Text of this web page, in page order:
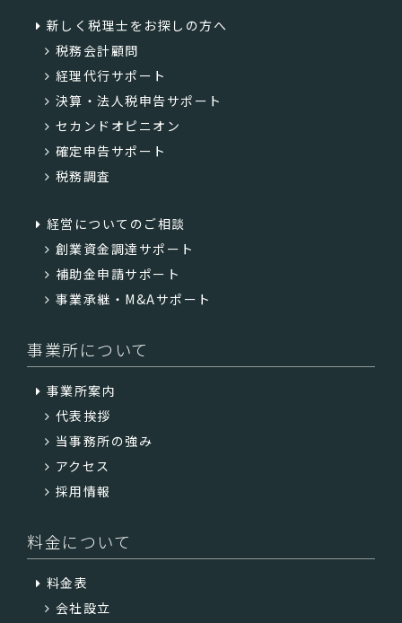
新しく税理士をお探しの方へ
税務会計顧問
経理代行サポート
決算・法人税申告サポート
セカンドオピニオン
確定申告サポート
税務調査
経営についてのご相談
創業資金調達サポート
補助金申請サポート
事業承継・M&Aサポート
事業所について
事業所案内
代表挨拶
当事務所の強み
アクセス
採用情報
料金について
料金表
会社設立